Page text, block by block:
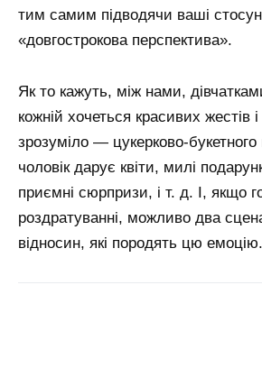
тим самим підводячи ваші
«довгострокова перспектива».
Як то кажуть, між нами,
кожній хочеться красивих жестів
зрозуміло — цукерково-букетного
чоловік дарує квіти, милі
приємні сюрпризи, і т. д. І, якщо
роздратуванні, можливо два
відносин, які породять цю емоцію.